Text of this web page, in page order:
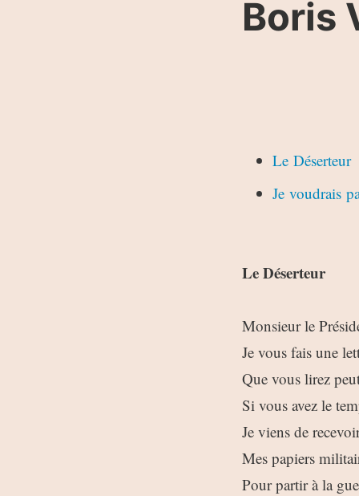
Boris
Le Déserteur
Je voudrais
Le Déserteur
Monsieur le
Je vous fais une
Que vous lirez
Si vous avez le
Je viens de
Mes papiers
Pour partir à la